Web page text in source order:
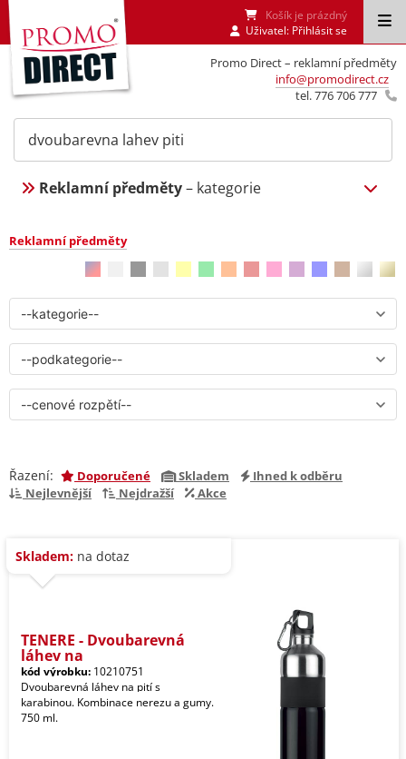
Promo Direct – reklamní předměty
info@promodirect.cz
tel. 776 706 777
Košík je prázdný
Uživatel: Přihlásit se
Reklamní předměty– kategorie
Reklamní předměty
Řazení: Doporučené Skladem
Ihned k odběru
Nejlevnější
Nejdražší Akce
Skladem: na dotaz
TENERE - Dvoubarevná
láhev na
kód výrobku: 10210751
Dvoubarevná láhev na pití s
karabinou. Kombinace nerezu a gumy.
750 ml.